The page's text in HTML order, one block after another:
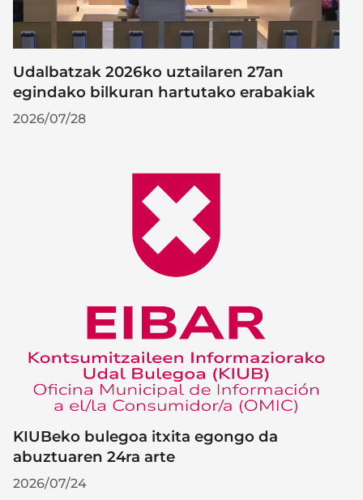
Udalbatzak 2026ko uztailaren 27an
egindako bilkuran hartutako erabakiak
2026/07/28
KIUBeko bulegoa itxita egongo da
abuztuaren 24ra arte
2026/07/24